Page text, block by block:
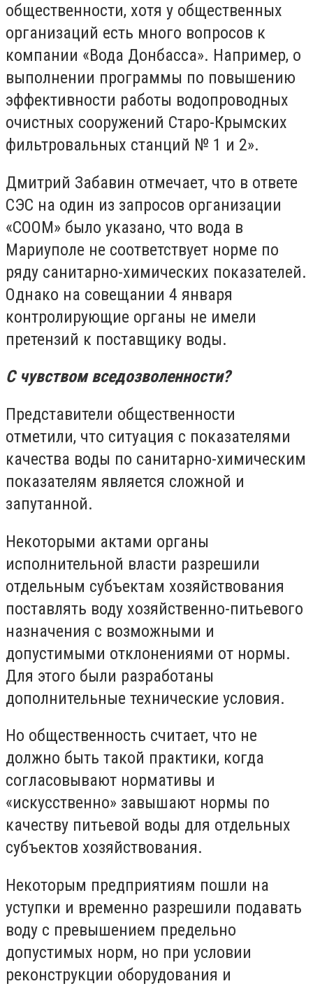
общественности, хотя у общественных
организаций есть много вопросов к
компании «Вода Донбасса». Например, о
выполнении программы по повышению
эффективности работы водопроводных
очистных сооружений Старо-Крымских
фильтровальных станций № 1 и 2».
Дмитрий Забавин отмечает, что в ответе
СЭС на один из запросов организации
«СООМ» было указано, что вода в
Мариуполе не соответствует норме по
ряду санитарно-химических показателей.
Однако на совещании 4 января
контролирующие органы не имели
претензий к поставщику воды.
С чувством вседозволенности?
Представители общественности
отметили, что ситуация с показателями
качества воды по санитарно-химическим
показателям является сложной и
запутанной.
Некоторыми актами органы
исполнительной власти разрешили
отдельным субъектам хозяйствования
поставлять воду хозяйственно-питьевого
назначения с возможными и
допустимыми отклонениями от нормы.
Для этого были разработаны
дополнительные технические условия.
Но общественность считает, что не
должно быть такой практики, когда
согласовывают нормативы и
«искусственно» завышают нормы по
качеству питьевой воды для отдельных
субъектов хозяйствования.
Некоторым предприятиям пошли на
уступки и временно разрешили подавать
воду с превышением предельно
допустимых норм, но при условии
реконструкции оборудования и